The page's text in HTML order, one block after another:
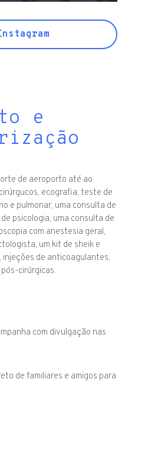
e
de aeroporto até ao
ecografia, teste de
e pulmonar, uma consulta de
psicologia, uma consulta de
com anestesia geral,
um kit de sheik e
injeções de anticoagulantes,
cirúrgicas.
com divulgação nas
de familiares e amigos para